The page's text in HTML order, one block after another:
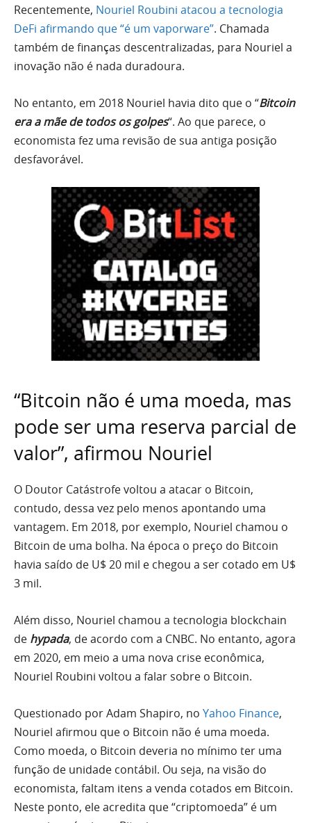
Recentemente, Nouriel Roubini atacou a tecnologia
DeFi afirmando que “é um vaporware”. Chamada
também de finanças descentralizadas, para Nouriel a
inovação não é nada duradoura.
No entanto, em 2018 Nouriel havia dito que o “Bitcoin
era a mãe de todos os golpes“. Ao que parece, o
economista fez uma revisão de sua antiga posição
desfavorável.
“Bitcoin não é uma moeda, mas
pode ser uma reserva parcial de
valor”, afirmou Nouriel
O Doutor Catástrofe voltou a atacar o Bitcoin,
contudo, dessa vez pelo menos apontando uma
vantagem. Em 2018, por exemplo, Nouriel chamou o
Bitcoin de uma bolha. Na época o preço do Bitcoin
havia saído de U$ 20 mil e chegou a ser cotado em U$
3 mil.
Além disso, Nouriel chamou a tecnologia blockchain
de hypada, de acordo com a CNBC. No entanto, agora
em 2020, em meio a uma nova crise econômica,
Nouriel Roubini voltou a falar sobre o Bitcoin.
Questionado por Adam Shapiro, no Yahoo Finance,
Nouriel afirmou que o Bitcoin não é uma moeda.
Como moeda, o Bitcoin deveria no mínimo ter uma
função de unidade contábil. Ou seja, na visão do
economista, faltam itens a venda cotados em Bitcoin.
Neste ponto, ele acredita que “criptomoeda” é um